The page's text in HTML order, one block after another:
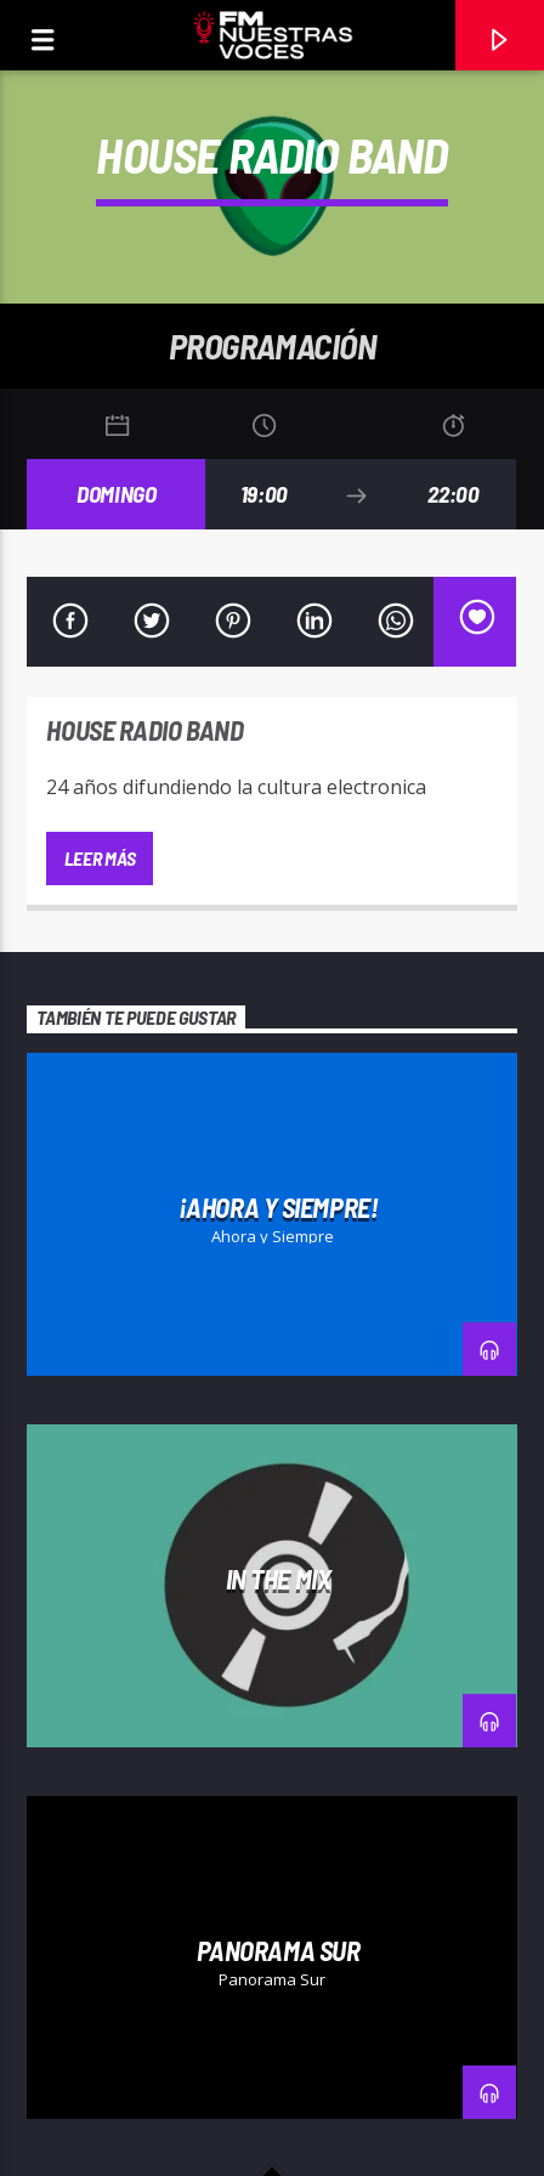
CANCIÓN ACTUAL
TÍTULO
ARTISTA
HOUSE RADIO BAND
PROGRAMACIÓN
DOMINGO 19:00 22:00
HOUSE RADIO BAND
24 años difundiendo la cultura electronica
LEER MÁS
TAMBIÉN TE PUEDE GUSTAR
¡AHORA Y SIEMPRE!
Ahora y Siempre
IN THE MIX
PANORAMA SUR
Panorama Sur